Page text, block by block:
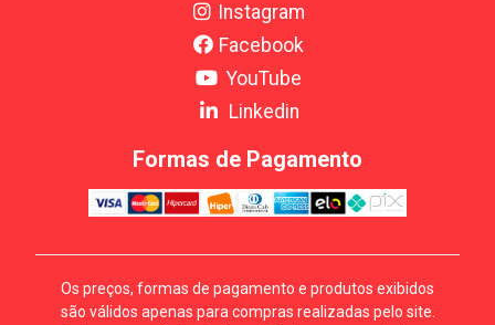
Instagram
Facebook
YouTube
Linkedin
Formas de Pagamento
Os preços, formas de pagamento e produtos exibidos
são válidos apenas para compras realizadas pelo site.